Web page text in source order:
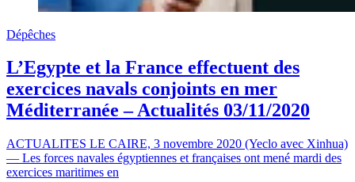
Dépêches
L’Egypte et la France effectuent des
exercices navals conjoints en mer
Méditerranée – Actualités 03/11/2020
ACTUALITES LE CAIRE, 3 novembre 2020 (Yeclo avec Xinhua)
— Les forces navales égyptiennes et françaises ont mené mardi des
exercices maritimes en